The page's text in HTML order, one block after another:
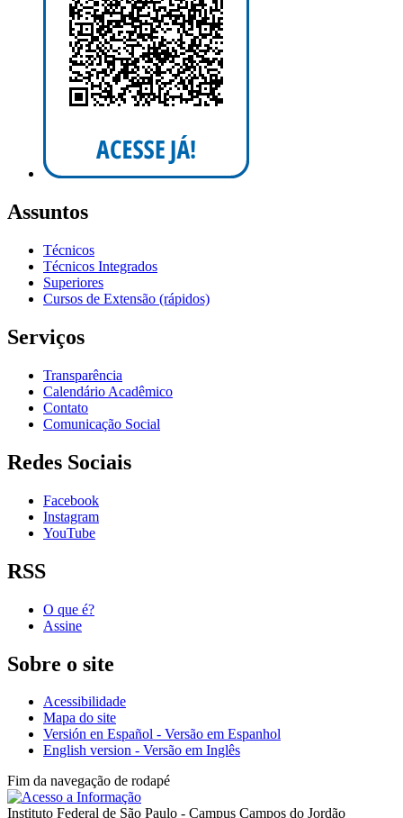
Assuntos
Técnicos
Técnicos Integrados
Superiores
Cursos de Extensão (rápidos)
Serviços
Transparência
Calendário Acadêmico
Contato
Comunicação Social
Redes Sociais
Facebook
Instagram
YouTube
RSS
O que é?
Assine
Sobre o site
Acessibilidade
Mapa do site
Versión en Español - Versão em Espanhol
English version - Versão em Inglês
Fim da navegação de rodapé
Instituto Federal de São Paulo - Campus Campos do Jordão